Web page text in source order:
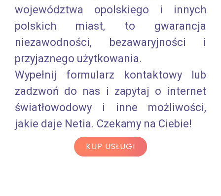
województwa opolskiego i innych
polskich miast, to gwarancja
niezawodności, bezawaryjności i
przyjaznego użytkowania.
Wypełnij formularz kontaktowy lub
zadzwoń do nas i zapytaj o internet
światłowodowy i inne możliwości,
jakie daje Netia. Czekamy na Ciebie!
KUP USŁUGI